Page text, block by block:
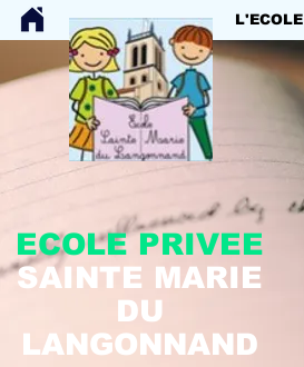
L'ECOLE
ECOLE PRIVEE
SAINTE MARIE
DU
LANGONNAND